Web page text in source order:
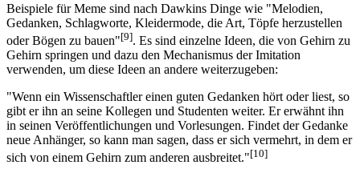
Beispiele für Meme sind nach Dawkins Dinge wie "Melodien,
Gedanken, Schlagworte, Kleidermode, die Art, Töpfe herzustellen
oder Bögen zu bauen"[9]. Es sind einzelne Ideen, die von Gehirn zu
Gehirn springen und dazu den Mechanismus der Imitation
verwenden, um diese Ideen an andere weiterzugeben:
"Wenn ein Wissenschaftler einen guten Gedanken hört oder liest, so
gibt er ihn an seine Kollegen und Studenten weiter. Er erwähnt ihn
in seinen Veröffentlichungen und Vorlesungen. Findet der Gedanke
neue Anhänger, so kann man sagen, dass er sich vermehrt, in dem er
sich von einem Gehirn zum anderen ausbreitet."[10]